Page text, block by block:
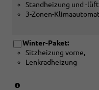
Standheizung und -
3-Zonen-
Winter-Paket:
Sitzheizung vorne,
Lenkradheizung